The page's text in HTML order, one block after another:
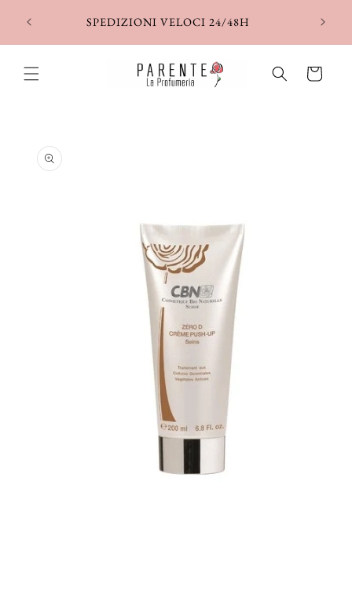
direttamente
SPEDIZIONI VELOCI 24/48H
Carrello
informazioni
sul prodotto